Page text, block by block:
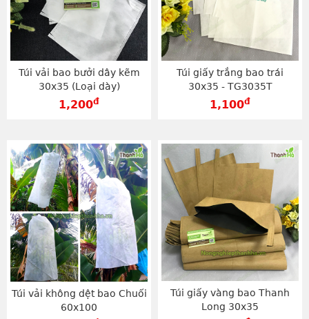
Túi vải bao bưởi dây kẽm
30x35 (Loại dày)
1,200đ
Túi giấy trắng bao trái
30x35 - TG3035T
1,100đ
Túi vải không dệt bao Chuối
60x100
Túi giấy vàng bao Thanh
Long 30x35